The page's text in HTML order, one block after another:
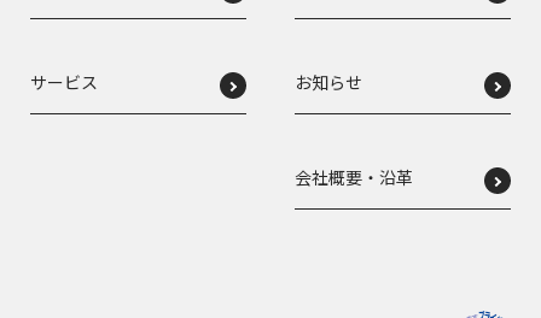
サービス お知らせ
会社概要・沿革